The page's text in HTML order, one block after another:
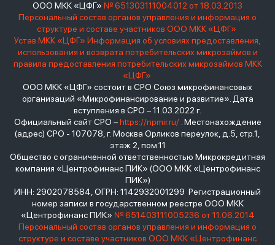
ООО МКК «ЦФГ» № 651303111004012 от 18.03.2013
Персональный состав органов управления и информация о
структуре и составе участников ООО МКК «ЦФГ»
Устав МКК «ЦФГ» Информация об условиях предоставления,
использования и возврата потребительских микрозаймов и
правила предоставления потребительских микрозаймов МКК
«ЦФГ»
ООО МКК «ЦФГ» состоит в СРО Союз микрофинансовых
организаций «Микрофинансирование и развитие». Дата
вступления в СРО – 11.03.2022 г.
Официальный сайт СРО –https://npmir.ru/. Местонахождение
(адрес) СРО - 107078, г. Москва Орликов переулок, д.5, стр.1,
этаж 2, пом.11
Общество с ограниченной ответственностью Микрокредитная
компания «Центрофинанс ПИК» (ООО МКК «Центрофинанс
ПИК»)
ИНН: 2902078584, ОГРН: 1142932001299 Регистрационный
номер записи в государственном реестре ООО МКК
«Центрофинанс ПИК» № 651403111005236 от 11.06.2014
Персональный состав органов управления и информация о
структуре и составе участников ООО МКК «Центрофинанс